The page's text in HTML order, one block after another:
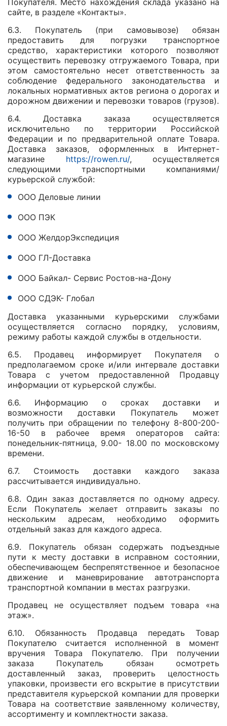
Покупателя. Место нахождения склада указано на
сайте, в разделе «Контакты».
6.3. Покупатель (при самовывозе) обязан
предоставить для погрузки транспортное
средство, характеристики которого позволяют
осуществить перевозку отгружаемого Товара, при
этом самостоятельно несет ответственность за
соблюдение федерального законодательства и
локальных нормативных актов региона о дорогах и
дорожном движении и перевозки товаров (грузов).
6.4. Доставка заказа осуществляется
исключительно по территории Российской
Федерации и по предварительной оплате Товара.
Доставка заказов, оформленных в Интернет-
магазине https://rowen.ru/, осуществляется
следующими транспортными компаниями/
курьерской службой:
ООО Деловые линии
ООО ПЭК
ООО ЖелдорЭкспедиция
ООО ГЛ-Доставка
ООО Байкал- Сервис Ростов-на-Дону
ООО СДЭК- Глобал
Доставка указанными курьерскими службами
осуществляется согласно порядку, условиям,
режиму работы каждой службы в отдельности.
6.5. Продавец информирует Покупателя о
предполагаемом сроке и/или интервале доставки
Товара с учетом предоставленной Продавцу
информации от курьерской службы.
6.6. Информацию о сроках доставки и
возможности доставки Покупатель может
получить при обращении по телефону 8-800-200-
16-50 в рабочее время операторов сайта:
понедельник-пятница, 9.00- 18.00 по московскому
времени.
6.7. Стоимость доставки каждого заказа
рассчитывается индивидуально.
6.8. Один заказ доставляется по одному адресу.
Если Покупатель желает отправить заказы по
нескольким адресам, необходимо оформить
отдельный заказ для каждого адреса.
6.9. Покупатель обязан содержать подъездные
пути к месту доставки в исправном состоянии,
обеспечивающем беспрепятственное и безопасное
движение и маневрирование автотранспорта
транспортной компании в местах разгрузки.
Продавец не осуществляет подъем товара «на
этаж».
6.10. Обязанность Продавца передать Товар
Покупателю считается исполненной в момент
вручения Товара Покупателю. При получении
заказа Покупатель обязан осмотреть
доставленный заказ, проверить целостность
упаковки, произвести его вскрытие в присутствии
представителя курьерской компании для проверки
Товара на соответствие заявленному количеству,
ассортименту и комплектности заказа.